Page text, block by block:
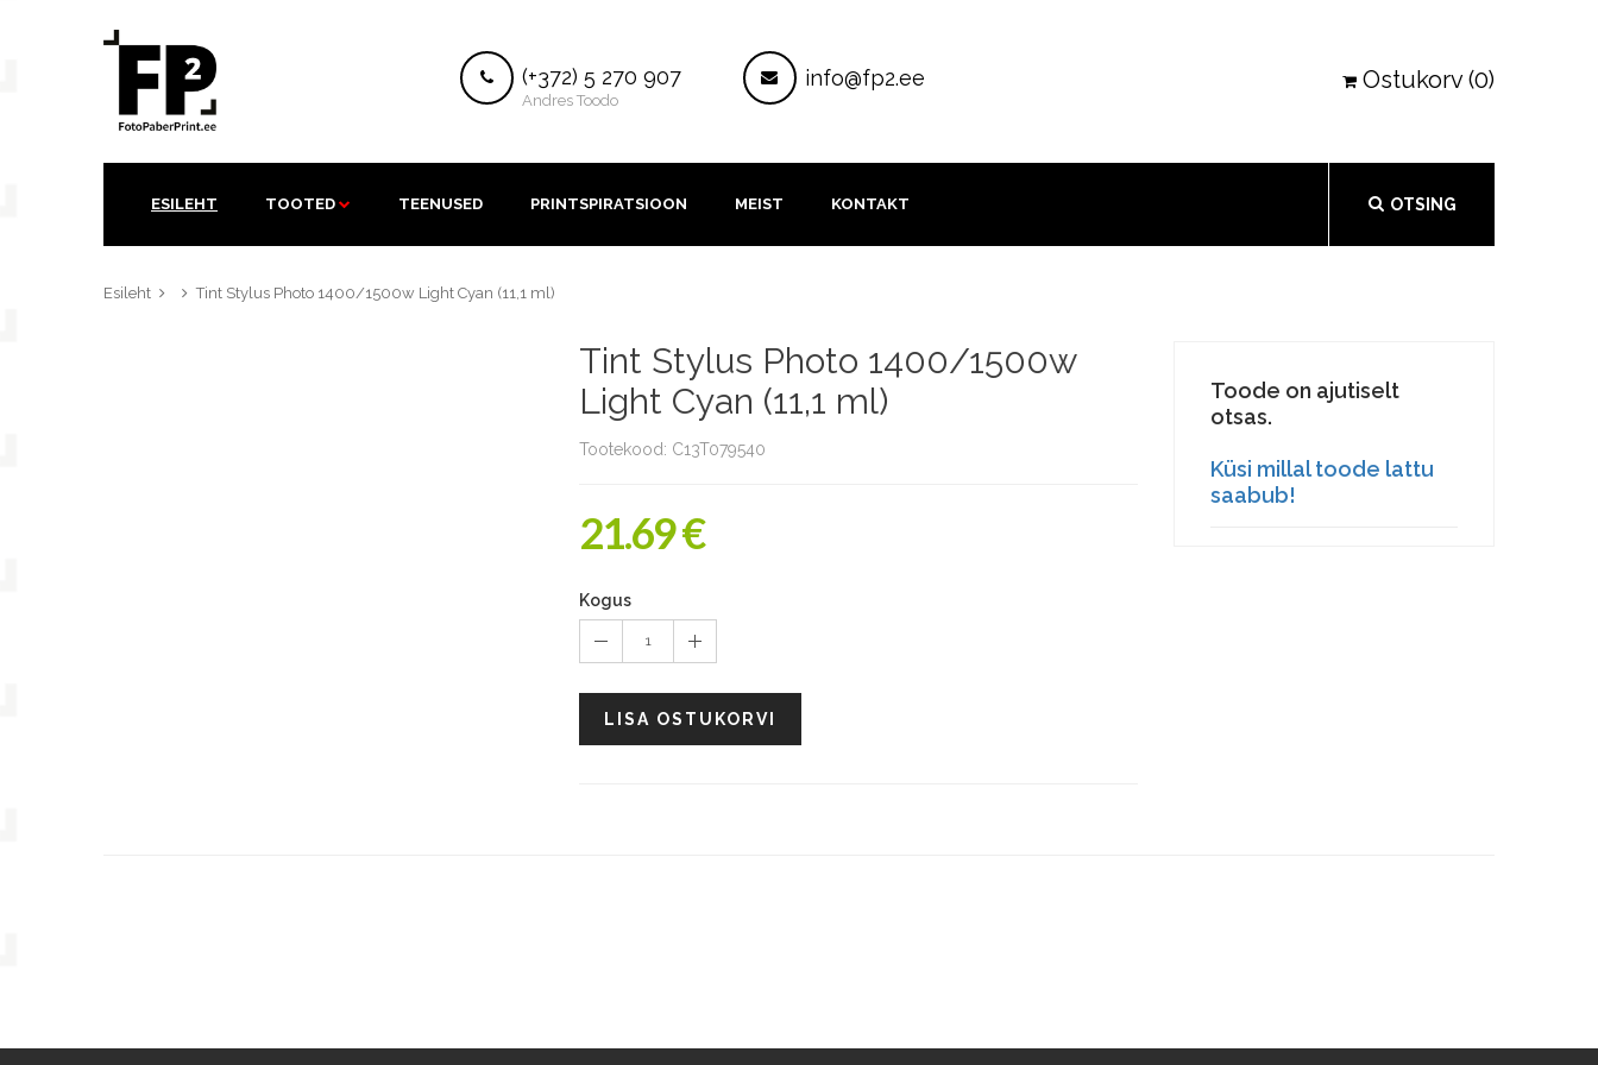
(+372) 5 270 907
Andres Toodo
Post
info@fp2.ee Ostukorv (0)
OTSING
ESILEHT TOOTED TEENUSED PRINTSPIRATSIOON MEIST KONTAKT
Esileht Tint Stylus Photo 1400/1500w Light Cyan (11,1 ml)
Tint Stylus Photo 1400/1500w
Light Cyan (11,1 ml)
Tootekood: C13T079540
21.69 €
Kogus
1
LISA OSTUKORVI
Toode on ajutiselt
otsas.
Küsi millal toode lattu
saabub!